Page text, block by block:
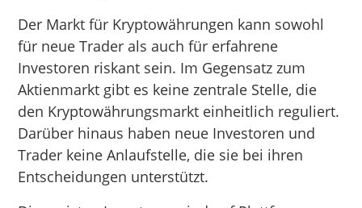
Der Markt für Kryptowährungen kann sowohl
für neue Trader als auch für erfahrene
Investoren riskant sein. Im Gegensatz zum
Aktienmarkt gibt es keine zentrale Stelle, die
den Kryptowährungsmarkt einheitlich reguliert.
Darüber hinaus haben neue Investoren und
Trader keine Anlaufstelle, die sie bei ihren
Entscheidungen unterstützt.